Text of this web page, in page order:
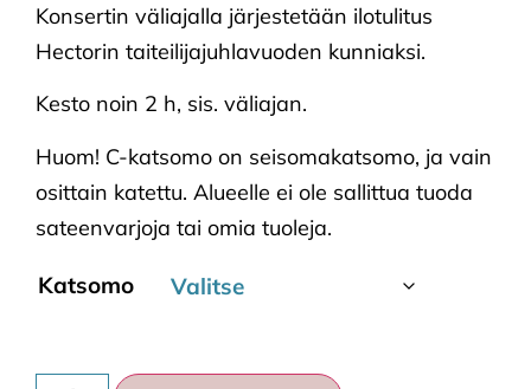
Konsertin väliajalla järjestetään ilotulitus
Hectorin taiteilijajuhlavuoden kunniaksi.
Kesto noin 2 h, sis. väliajan.
Huom! C-katsomo on seisomakatsomo, ja vain
osittain katettu. Alueelle ei ole sallittua tuoda
sateenvarjoja tai omia tuoleja.
Katsomo